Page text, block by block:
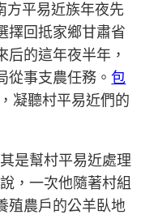
方平易近族年夜先
擇回抵家鄉甘肅省
后的這年夜半年，
從事支農任務。包
凝聽村平易近們的
是幫村平易近處理
，一次他隨著村組
殖農戶的公羊臥地